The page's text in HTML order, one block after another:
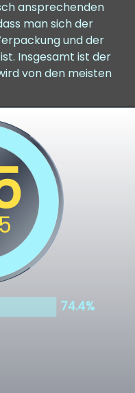
ansprechenden
man sich der
und der
Insgesamt ist der
von den meisten